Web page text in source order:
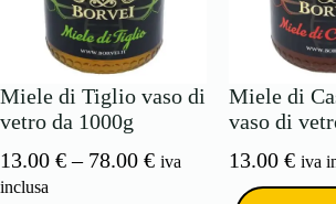
Miele di Tiglio vaso di
vetro da 1000g
13.00 € – 78.00 €Fascia
iva
inclusa
Miele di
vaso di
13.00€ iva